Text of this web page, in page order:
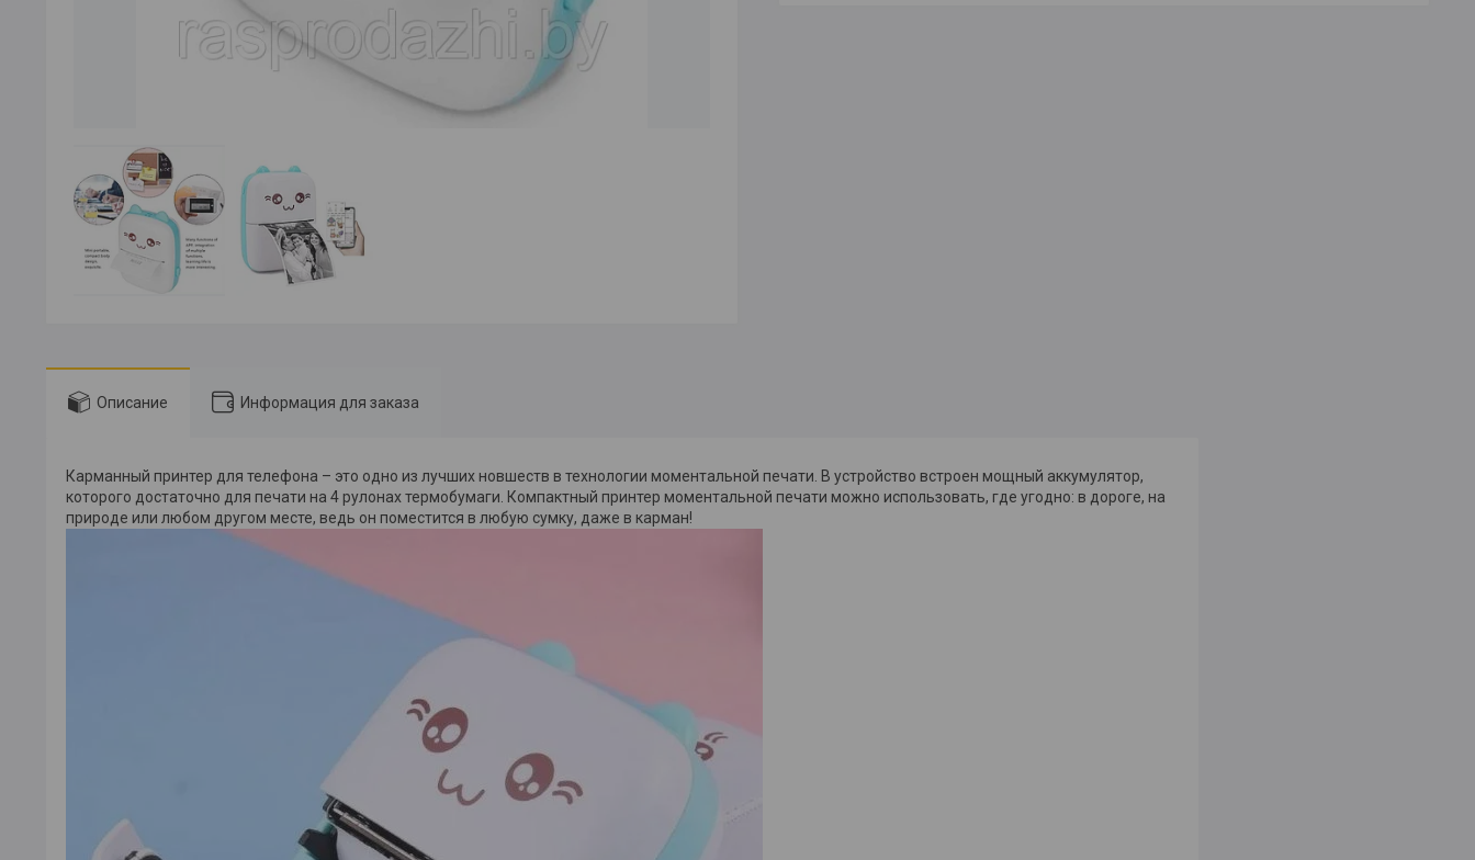
Описание Информация для заказа
Карманный принтер для телефона – это одно из лучших новшеств в технологии моментальной печати. В устройство встроен мощный аккумулятор,
которого достаточно для печати на 4 рулонах термобумаги. Компактный принтер моментальной печати можно использовать, где угодно: в дороге, на
природе или любом другом месте, ведь он поместится в любую сумку, даже в карман!